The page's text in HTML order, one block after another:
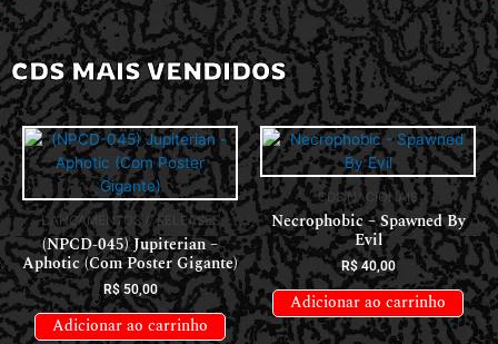
CDS MAIS VENDIDOS
LANÇAMENTOS // RELEASES
(NPCD-045) Jupiterian –
Aphotic (Com Poster Gigante)
R$50,00
Adicionar ao carrinho
CDS NACIONAIS
Necrophobic – Spawned By
Evil
R$40,00
Adicionar ao carrinho